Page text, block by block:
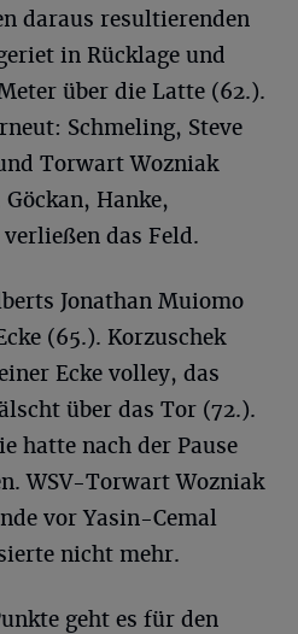
daraus resultierenden
in Rücklage und
über die Latte (62.).
Schmeling, Steve
Torwart Wozniak
Hanke,
das Feld.
Jonathan Muiomo
(65.). Korzuschek
Ecke volley, das
über das Tor (72.).
hatte nach der Pause
WSV-Torwart Wozniak
vor Yasin-Cemal
nicht mehr.
geht es für den